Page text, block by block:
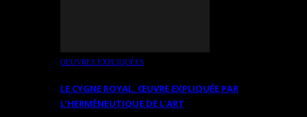
OEUVRES EXPLIQUÉES
LE CYGNE ROYAL. ŒUVRE EXPLIQUÉE PAR
L’HERMÉNEUTIQUE DE L’ART